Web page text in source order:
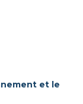
et le